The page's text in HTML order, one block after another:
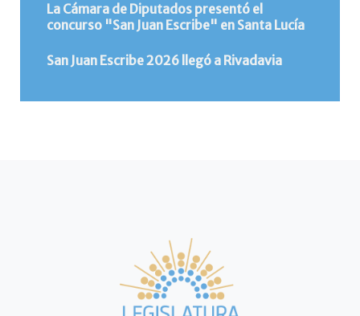
La Cámara de Diputados presentó el
concurso "San Juan Escribe" en Santa Lucía
San Juan Escribe 2026 llegó a Rivadavia